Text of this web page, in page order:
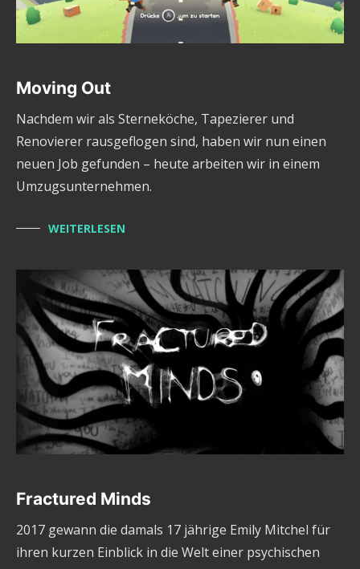
Moving Out
Nachdem wir als Sterneköche, Tapezierer und
Renovierer rausgeflogen sind, haben wir nun einen
neuen Job gefunden – heute arbeiten wir in einem
Umzugsunternehmen.
WEITERLESEN
Fractured Minds
2017 gewann die damals 17 jährige Emily Mitchel für
ihren kurzen Einblick in die Welt einer psychischen